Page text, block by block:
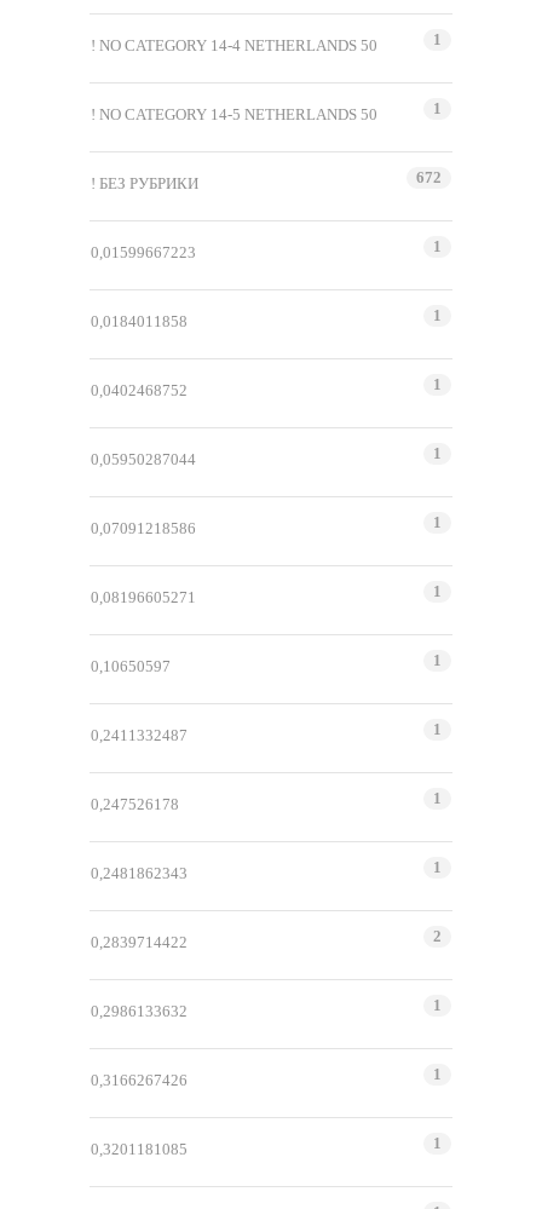
! NO CATEGORY 14-4 NETHERLANDS 50 1
! NO CATEGORY 14-5 NETHERLANDS 50 1
! БЕЗ РУБРИКИ 672
0,01599667223 1
0,0184011858 1
0,0402468752 1
0,05950287044 1
0,07091218586 1
0,08196605271 1
0,10650597 1
0,2411332487 1
0,247526178 1
0,2481862343 1
0,2839714422 2
0,2986133632 1
0,3166267426 1
0,3201181085 1